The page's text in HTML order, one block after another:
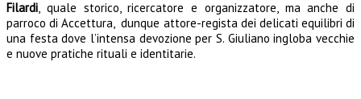
Filardi, quale storico, ricercatore e organizzatore, ma anche di
parroco di Accettura, dunque attore-regista dei delicati equilibri di
una festa dove l’intensa devozione per S. Giuliano ingloba vecchie
e nuove pratiche rituali e identitarie.